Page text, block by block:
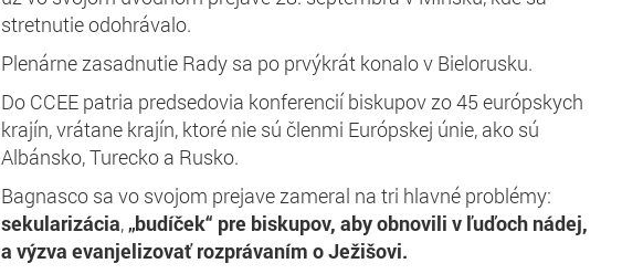
stretnutie odohrávalo.
Plenárne zasadnutie Rady sa po prvýkrát konalo v Bielorusku.
Do CCEE patria predsedovia konferencií biskupov zo 45 európskych
krajín, vrátane krajín, ktoré nie sú členmi Európskej únie, ako sú
Albánsko, Turecko a Rusko.
Bagnasco sa vo svojom prejave zameral na tri hlavné problémy:
sekularizácia, „budíček“ pre biskupov, aby obnovili v ľuďoch nádej,
a výzva evanjelizovať rozprávaním o Ježišovi.